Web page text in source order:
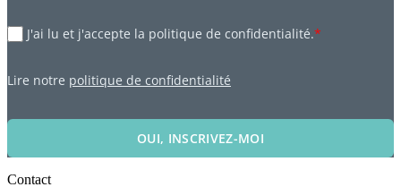
J'ai lu et j'accepte la politique de confidentialité.*
Lire notre politique de confidentialité
OUI, INSCRIVEZ-MOI
Contact